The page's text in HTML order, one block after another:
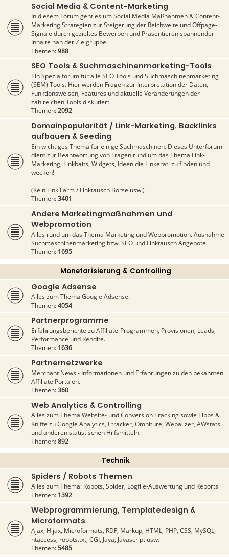
Social Media & Content-Marketing
In diesem Forum geht es um Social Media Maßnahmen & Content-
Marketing Strategien zur Steigerung der Reichweite und Offpage-
Signale durch gezieltes Bewerben und Präsentieren spannender
Inhalte nah der Zielgruppe.
Themen:988
SEO Tools & Suchmaschinenmarketing-Tools
Ein Spezialforum für alle SEO Tools und Suchmaschinenmarketing
(SEM) Tools. Hier werden Fragen zur Interpretation der Daten,
Funktionsweisen, Features und aktuelle Veränderungen der
zahlreichen Tools diskutiert.
Themen:2092
Domainpopularität / Link-Marketing, Backlinks
aufbauen & Seeding
Ein wichtiges Thema für einige Suchmaschinen. Dieses Unterforum
dient zur Beantwortung von Fragen rund um das Thema Link-
Marketing, Linkbaits, Widgets, Ideen die Linkerati zu finden und
wecken!
(Kein Link Farm / Linktausch Börse usw.)
Themen:3401
Andere Marketingmaßnahmen und
Webpromotion
Alles rund um das Thema Marketing und Webpromotion. Ausnahme
Suchmaschinenmarketing bzw. SEO und Linktausch Angebote.
Themen: 1695
Monetarisierung & Controlling
Google Adsense
Alles zum Thema Google Adsense.
Themen:4054
Partnerprogramme
Erfahrungsberichte zu Affiliate-Programmen, Provisionen, Leads,
Performance und Rendite.
Themen: 1636
Partnernetzwerke
Merchant News - Informationen und Erfahrungen zu den bekannten
Affiliate Portalen.
Themen:360
Web Analytics & Controlling
Alles zum Thema Website- und Conversion Tracking sowie Tipps &
Kniffe zu Google Analytics, Etracker, Omniture, Webalizer, AWstats
und anderen statistischen Hilfsmitteln.
Themen:892
Technik
Spiders / Robots Themen
Alles zum Thema: Robots, Spider, Logfile-Auswertung und Reports
Themen: 1392
Webprogrammierung, Templatedesign &
Microformats
Ajax, Hijax, Microformats, RDF, Markup, HTML, PHP, CSS, MySQL,
htaccess, robots.txt, CGI, Java, Javascript usw.
Themen:5485